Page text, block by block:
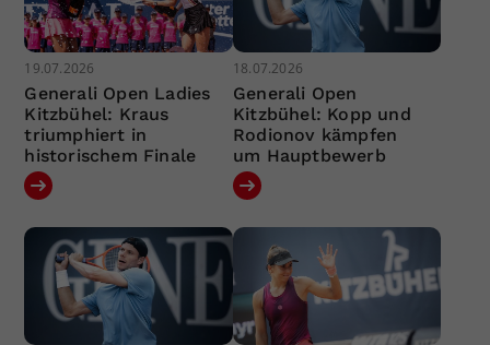
19.07.2026
Generali Open Ladies
Kitzbühel: Kraus
triumphiert in
historischem Finale
18.07.2026
Generali Open
Kitzbühel: Kopp und
Rodionov kämpfen
um Hauptbewerb